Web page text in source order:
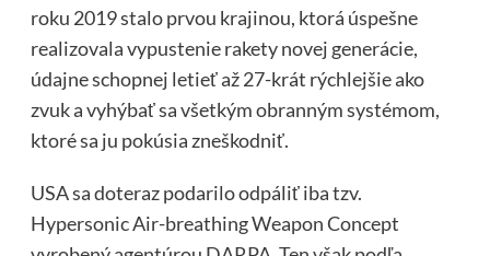
roku 2019 stalo prvou krajinou, ktorá úspešne
realizovala vypustenie rakety novej generácie,
údajne schopnej letieť až 27-krát rýchlejšie ako
zvuk a vyhýbať sa všetkým obranným systémom,
ktoré sa ju pokúsia zneškodniť.
USA sa doteraz podarilo odpáliť iba tzv.
Hypersonic Air-breathing Weapon Concept